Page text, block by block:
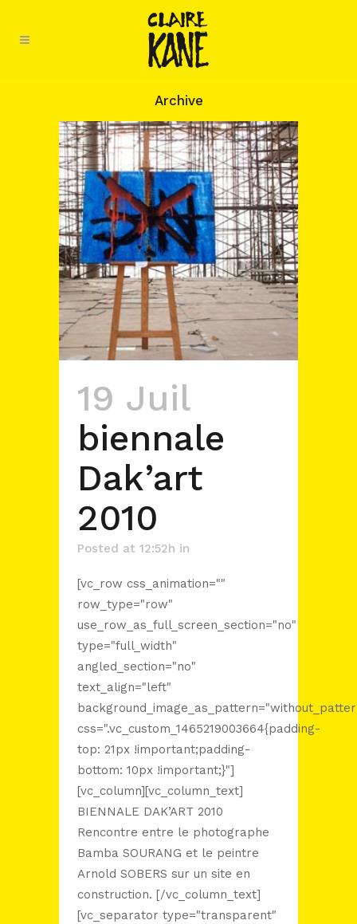
Archive
19 Juil
biennale
Dak’art
2010
Posted at 12:52h in
[vc_row css_animation=""
row_type="row"
use_row_as_full_screen_section="no"
type="full_width"
angled_section="no"
text_align="left"
css=".vc_custom_1465219003664{padding-
top: 21px !important;padding-
bottom: 10px !important;}"]
[vc_column][vc_column_text]
BIENNALE DAK’ART 2010
Rencontre entre le photographe
Bamba SOURANG et le peintre
Arnold SOBERS sur un site en
construction. [/vc_column_text]
[vc_separator type="transparent"